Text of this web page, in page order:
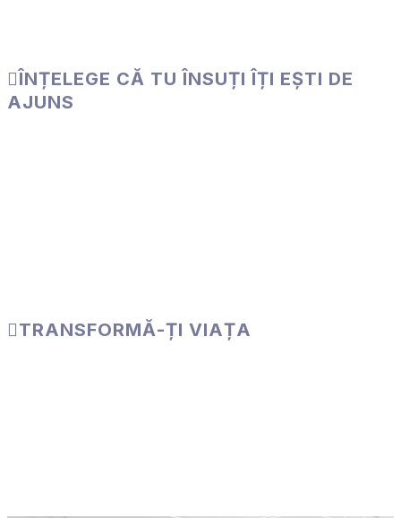
ÎNȚELEGE CĂ TU ÎNSUȚI ÎȚI EȘTI DE
AJUNS
TRANSFORMĂ-ȚI VIAȚA